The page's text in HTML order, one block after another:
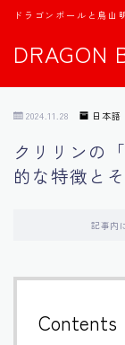
DRAGON
ドラゴンボールと鳥山
MENU
日本語
中文
Español
2024.11.28 日本語
クリリンの
的な特徴と
記事内
Contents